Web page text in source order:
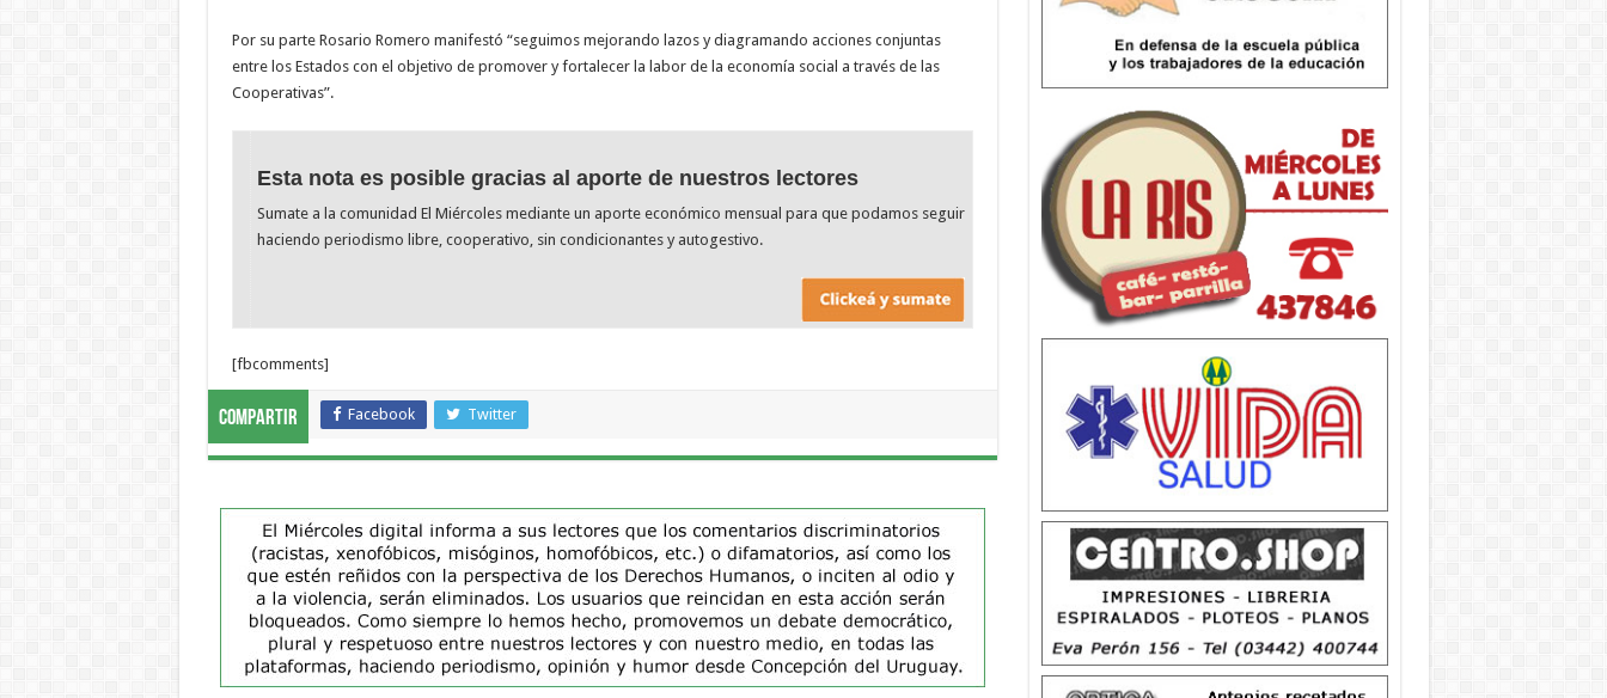
Por su parte Rosario Romero manifestó “seguimos mejorando lazos y diagramando acciones conjuntas
entre los Estados con el objetivo de promover y fortalecer la labor de la economía social a través de las
Cooperativas”.
Esta nota es posible gracias al aporte de nuestros lectores
Sumate a la comunidad El Miércoles mediante un aporte económico mensual para que podamos seguir
haciendo periodismo libre, cooperativo, sin condicionantes y autogestivo.
[fbcomments]
Compartir Facebook Twitter